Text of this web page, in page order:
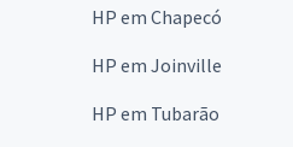
HP em Chapecó
HP em Joinville
HP em Tubarão